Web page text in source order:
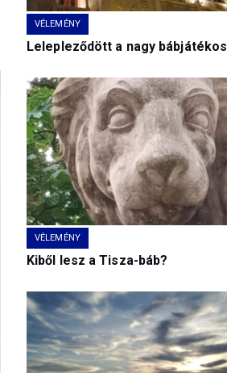
VÉLEMÉNY
Lelepleződött a nagy bábjátékos
VÉLEMÉNY
Kiből lesz a Tisza-báb?